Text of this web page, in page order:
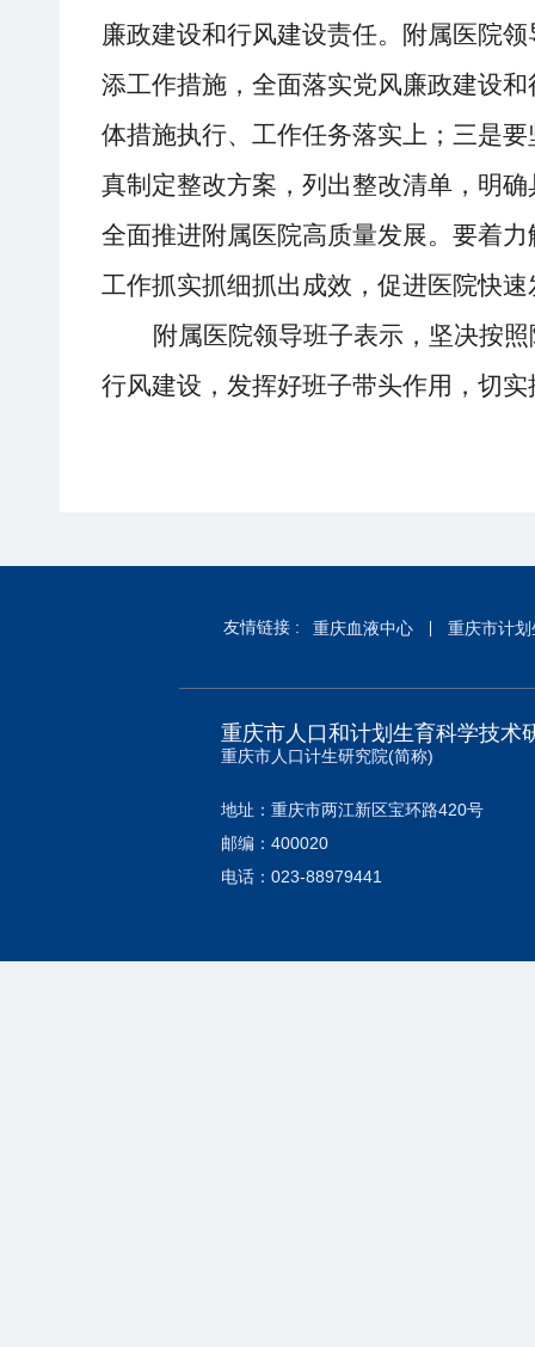
廉政建设和行风建设责任。 附属医院
添工作措施，全面落实党风廉政建设
体措施执行、 工作任务落实上； 三是要
真制定整改方案 ， 列出整改清单， 明确
全面推进附属医院高质量发展。 要着力
工作抓实抓细抓出成效 ， 促进医院快速
附属医院领导班子表示，坚决按照
行风建设，发挥好班子带头作用，切
友情链接 : 重庆血液中心 重庆市计
重庆市人口和计划生育科学技术
重庆市人口计生研究院(简称)
地址：重庆市两江新区宝环路420号
邮编：400020
电话：023-88979441